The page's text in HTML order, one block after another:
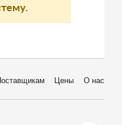
Цены О нас